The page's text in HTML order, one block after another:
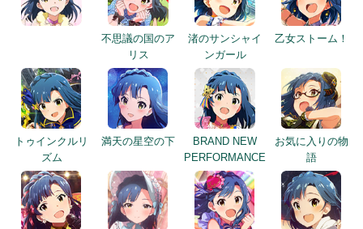
不思議の国のア
リス
渚のサンシャイ
ンガール
乙女ストーム！
トゥインクルリ
ズム
満天の星空の下
BRAND NEW
PERFORMANCE
お気に入りの物
語